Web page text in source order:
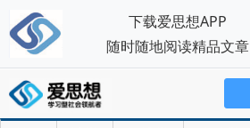
下载爱思想APP
随时随地阅读精品文章